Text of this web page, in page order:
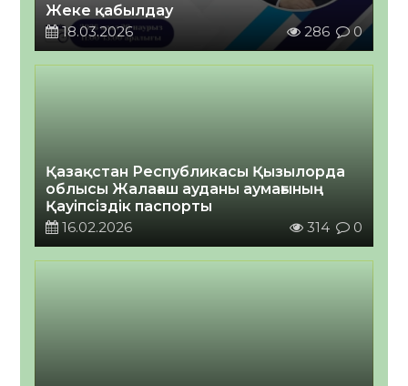
Жеке қабылдау
18.03.2026
286 0
Қазақстан Республикасы Қызылорда
облысы Жалағаш ауданы аумағының
Қауіпсіздік паспорты
16.02.2026
314 0